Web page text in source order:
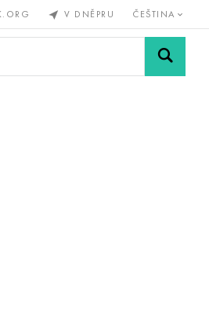
V DNĚPRU ČEŠTINA
Sítě a